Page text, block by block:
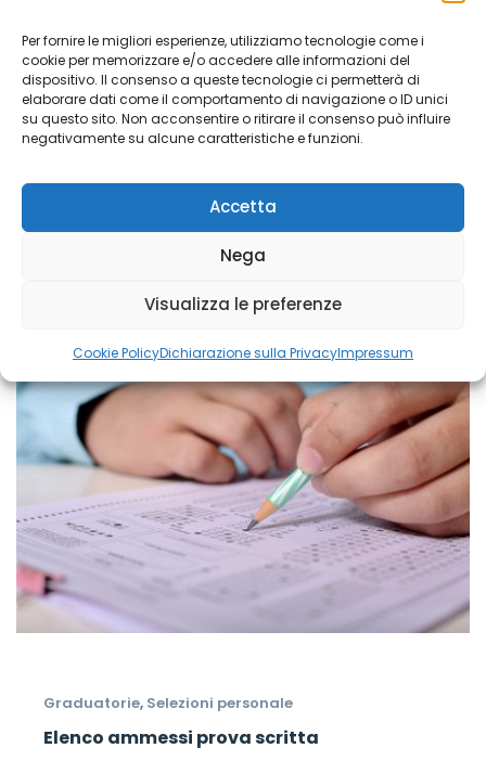
Per fornire le migliori esperienze, utilizziamo tecnologie come i
cookie per memorizzare e/o accedere alle informazioni del
dispositivo. Il consenso a queste tecnologie ci permetterà di
elaborare dati come il comportamento di navigazione o ID unici
su questo sito. Non acconsentire o ritirare il consenso può influire
negativamente su alcune caratteristiche e funzioni.
Accetta
Nega
Visualizza le preferenze
Cookie PolicyDichiarazione sulla PrivacyImpressum
Iniziative,Selezioni personale
per l’adesione al tavolo di consultazione
sociosanitaria del Terzo Settore dell’ATS
della Val Padana
Graduatorie, Selezioni personale
Elenco ammessi prova scritta